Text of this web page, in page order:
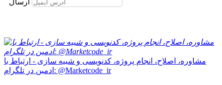
ارسال
مشاوره، اصلاح، انجام پروژه، کدنویسی و شبیه سازی - ارتباط با
ادمین در تلگرام: @Marketcode_ir